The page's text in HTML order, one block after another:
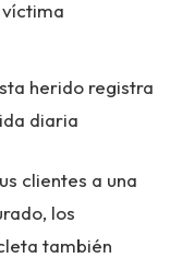
herido registra
diaria
clientes a una
los
también